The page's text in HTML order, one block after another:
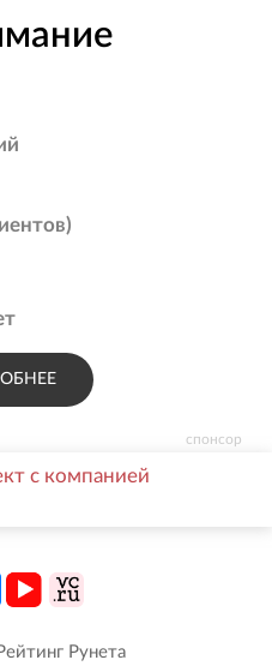
спонсор
с компанией
Рунета